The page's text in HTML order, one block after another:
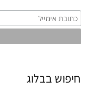
חיפוש בבלוג